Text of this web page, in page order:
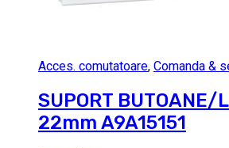
Acces. comutatoare, Comanda &
SUPORT BUTOANE/
22mm A9A15151